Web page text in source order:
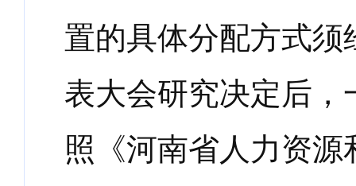
置的具体分配方式
表大会研究决定后
照《河南省人力资